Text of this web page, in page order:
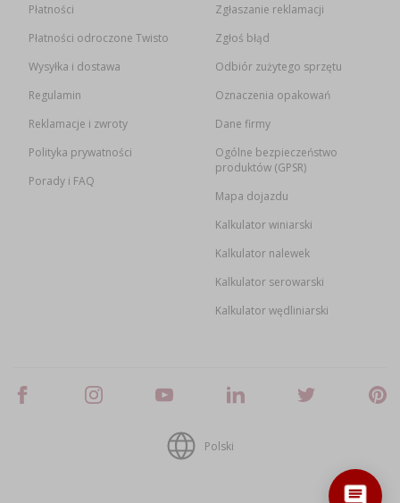
Płatności
Płatności odroczone Twisto
Wysyłka i dostawa
Regulamin
Reklamacje i zwroty
Polityka prywatności
Porady i FAQ
Zgłaszanie reklamacji
Zgłoś błąd
Odbiór zużytego sprzętu
Oznaczenia opakowań
Dane firmy
Ogólne bezpieczeństwo
produktów (GPSR)
Mapa dojazdu
Kalkulator winiarski
Kalkulator nalewek
Kalkulator serowarski
Kalkulator wędliniarski
Polski